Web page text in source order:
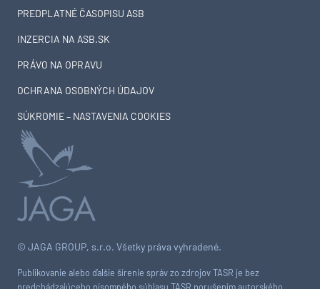
© JAGA GROUP, s.r.o. Všetky práva vyhradené.
Publikovanie alebo ďalšie šírenie správ zo zdrojov TASR je bez
PREDPLATNÉ ČASOPISU ASB
INZERCIA NA ASB.SK
PRÁVO NA OPRAVU
OCHRANA OSOBNÝCH ÚDAJOV
SÚKROMIE – NASTAVENIA COOKIES